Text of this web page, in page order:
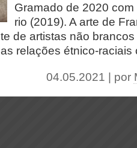
Gramado de 2020
rio (2019). A arte de
de artistas não
relações étnico-raciais
04.05.2021 | por